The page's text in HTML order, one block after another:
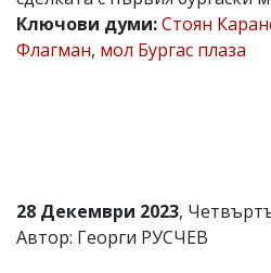
Коментарите
под
статиите
носи
отговорност
Ключови думи:Стоян
Флагман, мол Бургас плаза
28 Декември 2023,
Автор: Георги РУСЧЕВ